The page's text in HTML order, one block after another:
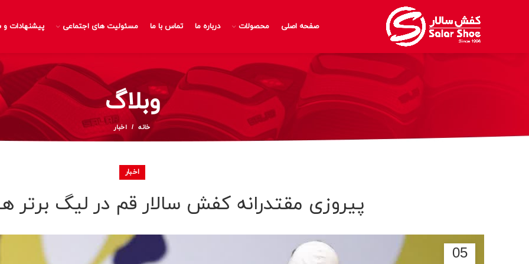
صفحه اصلی محصولات درباره ما تماس با ما مسئولیت های اجتماعی پیشنهادات و
وبلاگ
خانه اخبار
اخبار
پیروزی مقتدرانه کفش سالار قم در لیگ برتر
05